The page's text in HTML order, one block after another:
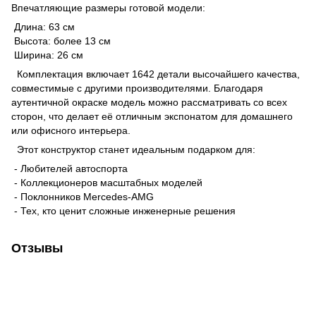
Впечатляющие размеры готовой модели:
Длина: 63 см
Высота: более 13 см
Ширина: 26 см
Комплектация включает 1642 детали высочайшего качества,
совместимые с другими производителями. Благодаря
аутентичной окраске модель можно рассматривать со всех
сторон, что делает её отличным экспонатом для домашнего
или офисного интерьера.
Этот конструктор станет идеальным подарком для:
- Любителей автоспорта
- Коллекционеров масштабных моделей
- Поклонников Mercedes-AMG
- Тех, кто ценит сложные инженерные решения
Отзывы